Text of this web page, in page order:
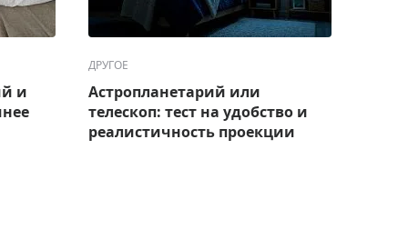
и
ДРУГОЕ
Астропланетарий или
телескоп: тест на удобство и
реалистичность проекции